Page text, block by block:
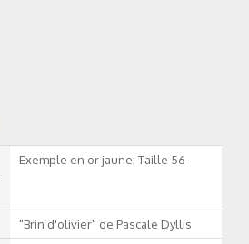
Exemple en or jaune; Taille 56
"Brin d'olivier" de Pascale Dyllis